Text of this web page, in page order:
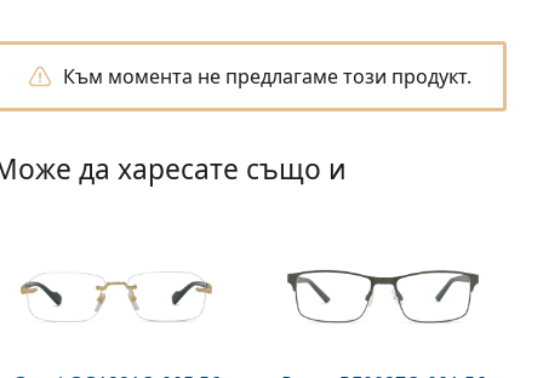
Към момента не предлагаме този продукт.
да харесате също и